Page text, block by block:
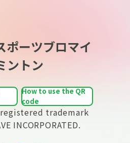
ポーツブロマイ
ントン
How to use the QR
code
registered trademark
INCORPORATED.